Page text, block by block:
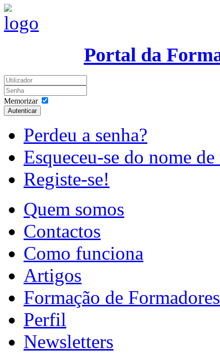
Portal da
Memorizar
Autenticar
Perdeu a senha?
Esqueceu-se do nome
Registe-se!
Quem somos
Contactos
Como funciona
Artigos
Formação de Formadores
Perfil
Newsletters